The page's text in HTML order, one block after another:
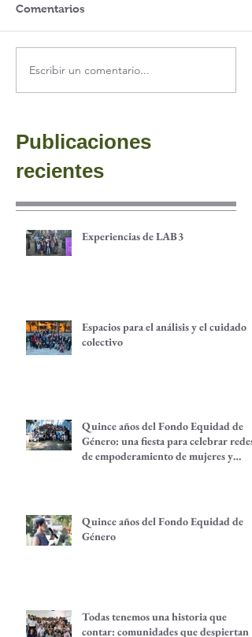
Comentarios
Escribir un comentario...
Publicaciones
recientes
Experiencias de LAB3
Espacios para el análisis y el cuidado
colectivo
Quince años del Fondo Equidad de
Género: una fiesta para celebrar redes
de empoderamiento de mujeres y
Quince años del Fondo Equidad de
Género
Todas tenemos una historia que
contar: comunidades que despiertan